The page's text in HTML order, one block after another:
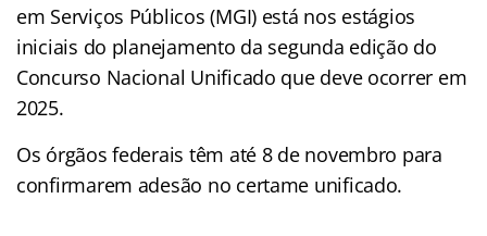
em Serviços Públicos (MGI) está nos estágios
iniciais do planejamento da segunda edição do
Concurso Nacional Unificado que deve ocorrer em
2025.
Os órgãos federais têm até 8 de novembro para
confirmarem adesão no certame unificado.